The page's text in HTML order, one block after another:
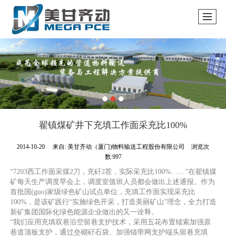
翟镇煤矿井下充填工作面采充比100%
2014-10-20 来自:美甘齐动（厦门)物料输送工程股份有限公司
浏览次
数:997
“7203西工作面采煤2刀，充矸2茬，实际采充比100%……”在翟镇煤
矿每天生产调度早会上，调度室值班人员都会做出上述通报。作为
首批国(guo)家级绿色矿山试点单位，充填工作面实现采充比
100%，是该矿践行“实施绿色开采，打造美丽矿山”理念，全力打造
新矿集团国际化绿色能源企业做出的又一诠释。
“我们应用充填双巷沿空留巷支护技术，采用五花布置锚索加强原
巷道顶板支护，通过垒砌矸石袋、加强锚带网支护端头留巷充填